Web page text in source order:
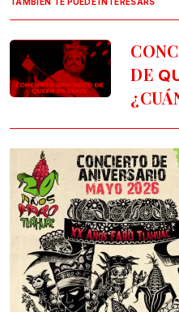
TAMBIÉN TE PUEDE INTERESARS
DE